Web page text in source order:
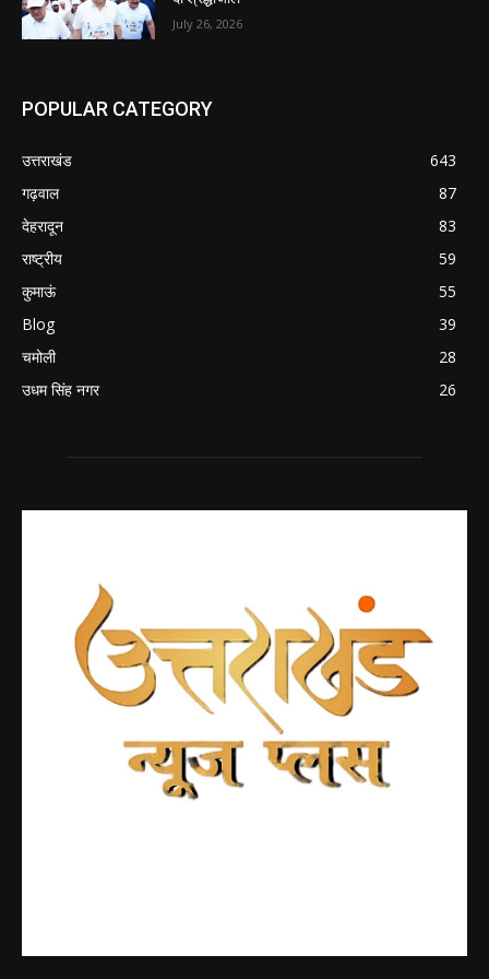
July 26, 2026
POPULAR CATEGORY
उत्तराखंड
643
गढ़वाल
87
देहरादून
83
राष्ट्रीय
59
कुमाऊं
55
Blog
39
चमोली
28
उधम सिंह नगर
26